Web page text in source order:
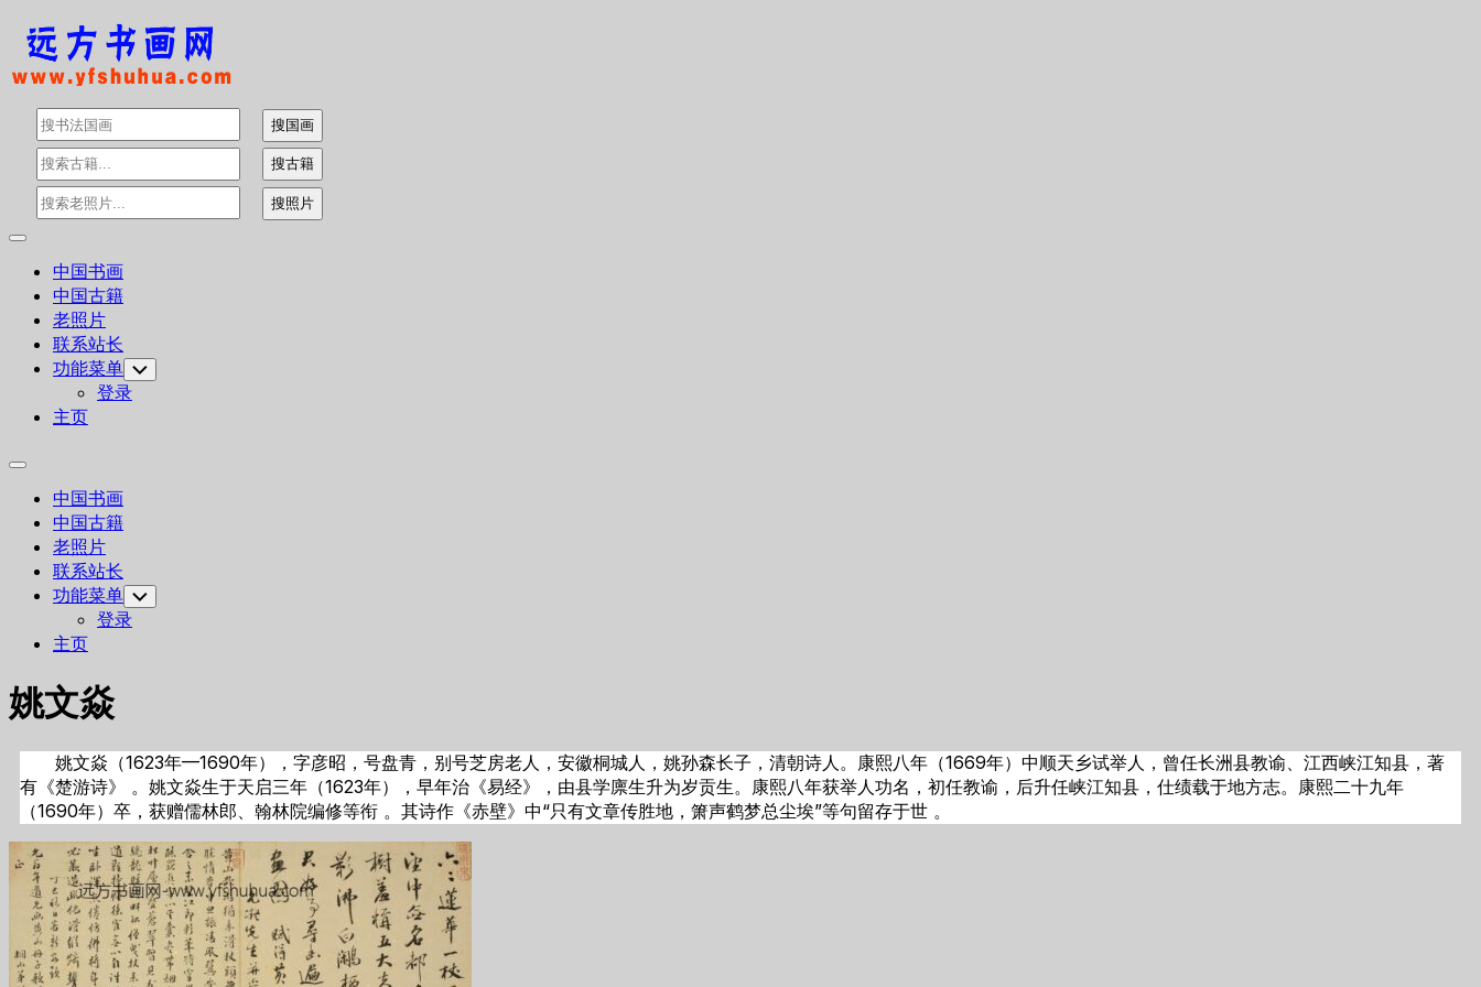
Skip
content
Expand
中国书画
中国古籍
老照片
联系站长
功能菜单 Toggle
Child
Menu
登录
主页
Expand
中国书画
中国古籍
老照片
联系站长
功能菜单 Toggle
Child
Menu
登录
主页
姚文焱
姚文焱（1623年—1690年），字彦昭，号盘青，别号芝房老人，安徽桐城人，姚孙森长子，清朝诗人。康熙八年（1669年）中顺天乡试举人，曾任长洲县教谕、江西峡江知县，著
有《楚游诗》 。姚文焱生于天启三年（1623年），早年治《易经》，由县学廪生升为岁贡生。康熙八年获举人功名，初任教谕，后升任峡江知县，仕绩载于地方志。康熙二十九年
（1690年）卒，获赠儒林郎、翰林院编修等衔 。其诗作《赤壁》中“只有文章传胜地，箫声鹤梦总尘埃”等句留存于世 。